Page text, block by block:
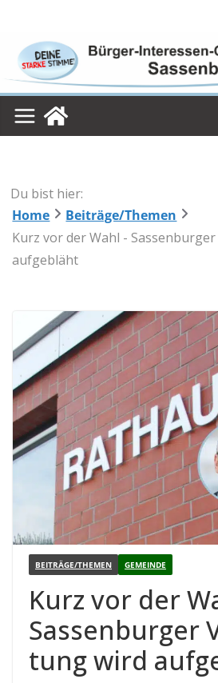
content
Du bist hier:
Home
Beiträge/Themen
Kurz vor der Wahl -
aufgebläht
BEITRÄGE/THEMEN GEMEINDE
Kurz vor der
Sas­sen­bur­ger
tung wird